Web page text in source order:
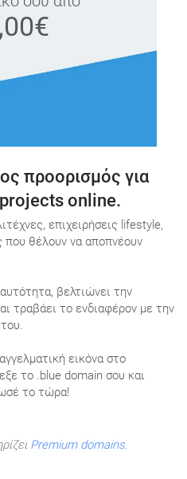
προορισμός για
projects online.
επιχειρήσεις lifestyle,
που θέλουν να αποπνέουν
βελτιώνει την
τραβάει το ενδιαφέρον με την
εικόνα στο
το .blue domain σου και
το τώρα!
Premium domains.